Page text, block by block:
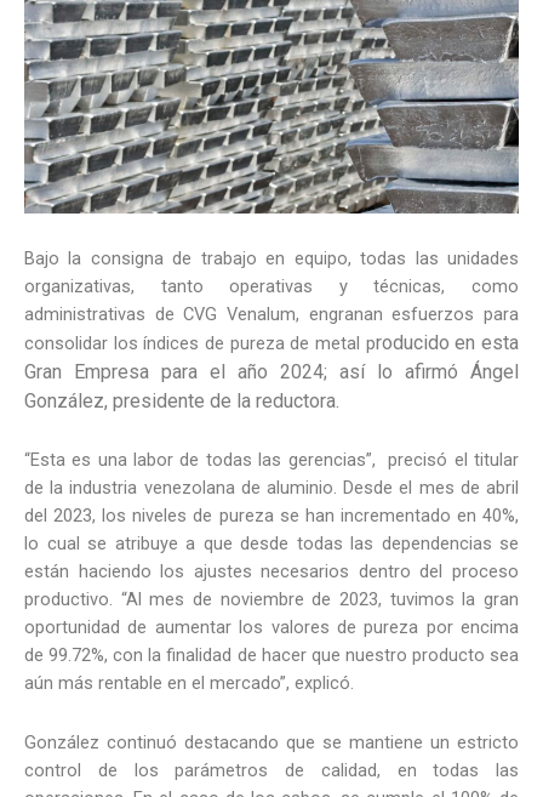
Bajo la consigna de trabajo en equipo, todas las unidades
organizativas, tanto operativas y técnicas, como
administrativas de CVG Venalum, engranan esfuerzos para
consolidar los índices de pureza de metal producido en esta
Gran Empresa para el año 2024; así lo afirmó Ángel
González, presidente de la reductora.
“Esta es una labor de todas las gerencias”, precisó el titular
de la industria venezolana de aluminio. Desde el mes de abril
del 2023, los niveles de pureza se han incrementado en 40%,
lo cual se atribuye a que desde todas las dependencias se
están haciendo los ajustes necesarios dentro del proceso
productivo. “Al mes de noviembre de 2023, tuvimos la gran
oportunidad de aumentar los valores de pureza por encima
de 99.72%, con la finalidad de hacer que nuestro producto sea
aún más rentable en el mercado”, explicó.
González continuó destacando que se mantiene un estricto
control de los parámetros de calidad, en todas las